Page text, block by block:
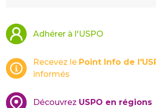
Adhérer à l'USPO
Recevez le Point Info de
informés
Découvrez USPO en régions